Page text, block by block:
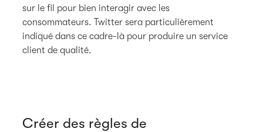
sur le fil pour bien interagir avec les
consommateurs. Twitter sera particulièrement
indiqué dans ce cadre-là pour produire un service
client de qualité.
Créer des règles de